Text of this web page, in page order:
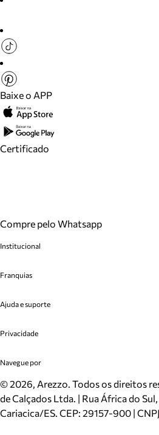
Baixe o APP
Certificado
Compre pelo Whatsapp
Institucional
Cashback
Venda Corporativa
Mapa do Site
Inverno
Mundo Arezzo
Franquias
Plano de Negócio
Ajuda e suporte
Cadastro
Meus Pedidos
Trocas e Devoluções
Cartão Presente
Localizador de lojas
Privacidade
Politica e Privacidade
Navegue por
Sapatos
Bolsas
Scarpins
©2026, Arezzo. Todos os direitos
de Calçados Ltda. | Rua África do
Cariacica/ES. CEP: 29157-900 |